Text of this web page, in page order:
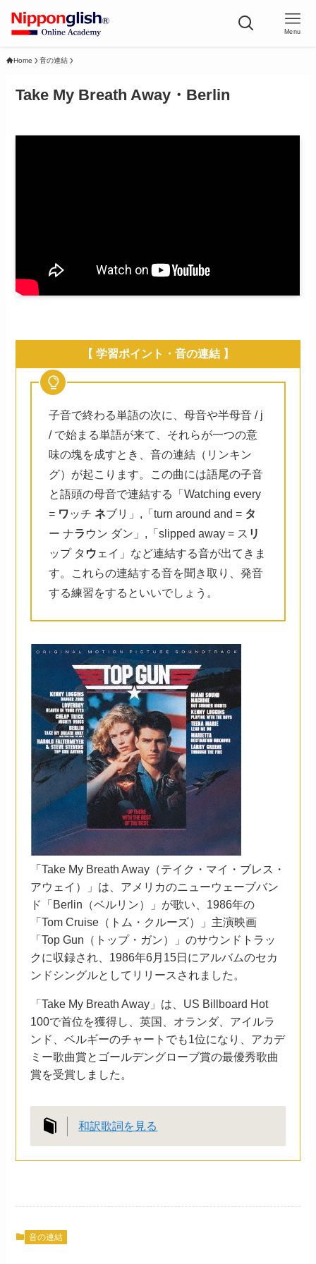
Menu
Home 音の連結
Take My Breath Away・Berlin
【 学習ポイント・音の連結 】
子音で終わる単語の次に、母音や半母音 / j
/ で始まる単語が来て、それらが一つの意
味の塊を成すとき、音の連結（リンキン
グ）が起こります。この曲には語尾の子音
と語頭の母音で連結する「Watching every
= ワッチネブリ」,「turn around and = タ
ー ナラ ウン ダン」,「slipped away = ス リ
ップ タ ウェイ」など連結する音が出てきま
す。これらの連結する音を聞き取り、発音
する練習をするといいでしょう。
「Take My Breath Away（テイク・マイ・ブレス・
アウェイ）」は、アメリカのニューウェーブバン
ド「Berlin（ベルリン）」が歌い、1986年の
「Tom Cruise（トム・クルーズ）」主演映画
「Top Gun（トップ・ガン）」のサウンドトラッ
クに収録され、1986年6月15日にアルバムのセカ
ンドシングルとしてリリースされました。
「Take My Breath Away」は、US Billboard Hot
100で首位を獲得し、英国、オランダ、アイルラ
ンド、ベルギーのチャートでも1位になり、アカデ
ミー歌曲賞とゴールデングローブ賞の最優秀歌曲
賞を受賞しました。
和訳歌詞を見る
音の連結